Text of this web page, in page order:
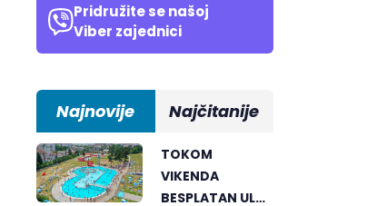
Pridružite se našoj
Viber zajednici
Najnovije Najčitanije
TOKOM
VIKENDA
BESPLATAN ULAZ